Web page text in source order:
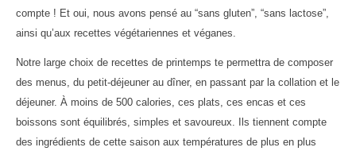
compte ! Et oui, nous avons pensé au “sans gluten”, “sans lactose”,
ainsi qu’aux recettes végétariennes et véganes.
Notre large choix de recettes de printemps te permettra de composer
des menus, du petit-déjeuner au dîner, en passant par la collation et le
déjeuner. À moins de 500 calories, ces plats, ces encas et ces
boissons sont équilibrés, simples et savoureux. Ils tiennent compte
des ingrédients de cette saison aux températures de plus en plus